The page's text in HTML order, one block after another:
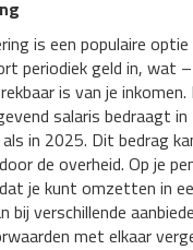
is een populaire
periodiek geld in, wat
is van je
salaris bedraagt
in 2025. Dit bedrag
de overheid. Op je
je kunt omzetten in
bij verschillende
met elkaar